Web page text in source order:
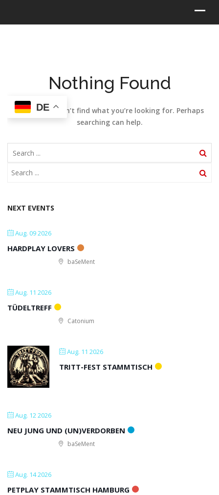
Nothing Found
It seems we can’t find what you’re looking for. Perhaps
searching can help.
DE
NEXT EVENTS
Aug. 09 2026
HARDPLAY LOVERS
baSeMent
Aug. 11 2026
TÜDELTREFF
Catonium
Aug. 11 2026
TRITT-FEST STAMMTISCH
Aug. 12 2026
NEU JUNG UND (UN)VERDORBEN
baSeMent
Aug. 14 2026
PETPLAY STAMMTISCH HAMBURG